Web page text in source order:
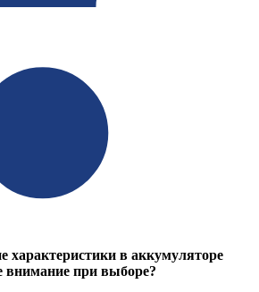
характеристики в аккумуляторе
внимание при выборе?